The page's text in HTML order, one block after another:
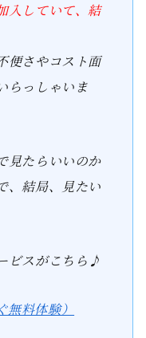
入していて、結
便さやコスト面
らっしゃいま
見たらいいのか
、結局、見たい
ビスがこちら♪
料体験）